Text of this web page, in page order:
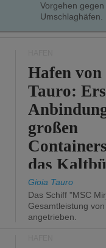
Vorgehen
Umschlaghäfen.
Hafen
Tauro:
großen
das
Gioia Tauro
Das Schiff "MSC
Gesamtleistung
angetrieben.